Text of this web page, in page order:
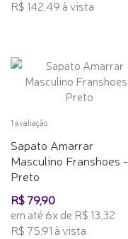
R$ 142,49 à vista
1 avaliação
Sapato Amarrar
Masculino Franshoes -
Preto
R$ 79,90
em até 6x de R$ 13,32
R$ 75,91 à vista